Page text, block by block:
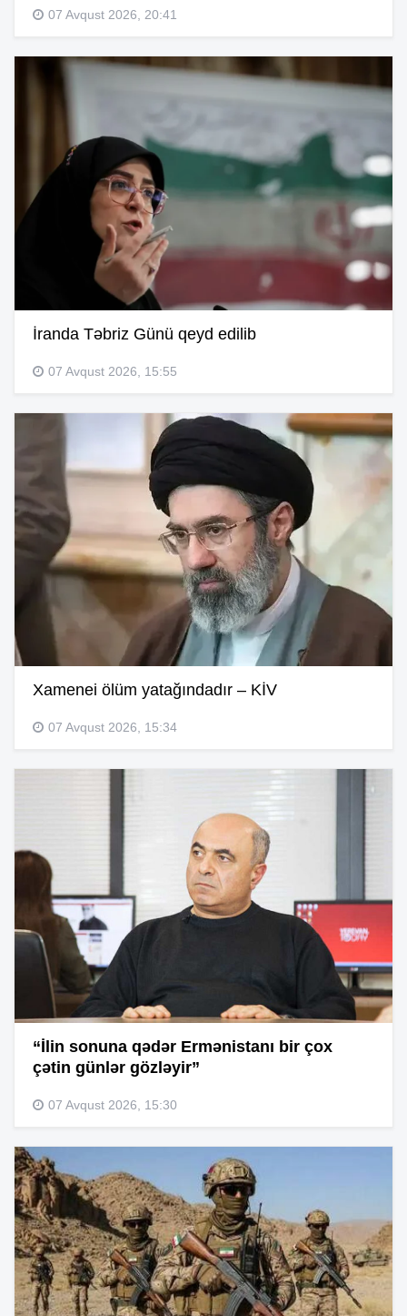
07 Avqust 2026, 20:41
İranda Təbriz Günü qeyd edilib
07 Avqust 2026, 15:55
Xamenei ölüm yatağındadır – KİV
07 Avqust 2026, 15:34
“İlin sonuna qədər Ermənistanı bir çox
çətin günlər gözləyir”
07 Avqust 2026, 15:30